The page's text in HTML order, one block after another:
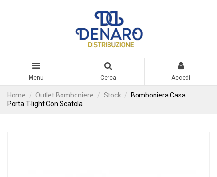
Menu Cerca Accedi
Home Outlet Bomboniere Stock
Bomboniera Casa
Porta T-light Con Scatola